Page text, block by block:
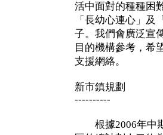
活中面對的種種困
「長幼心連心」
子。我們會廣泛宣
目的機構參考，希
支援網絡。
新市鎮規劃
----------
根據2006年中期